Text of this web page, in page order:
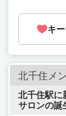
キ
北千住メ
北千住駅に
サロンの誕